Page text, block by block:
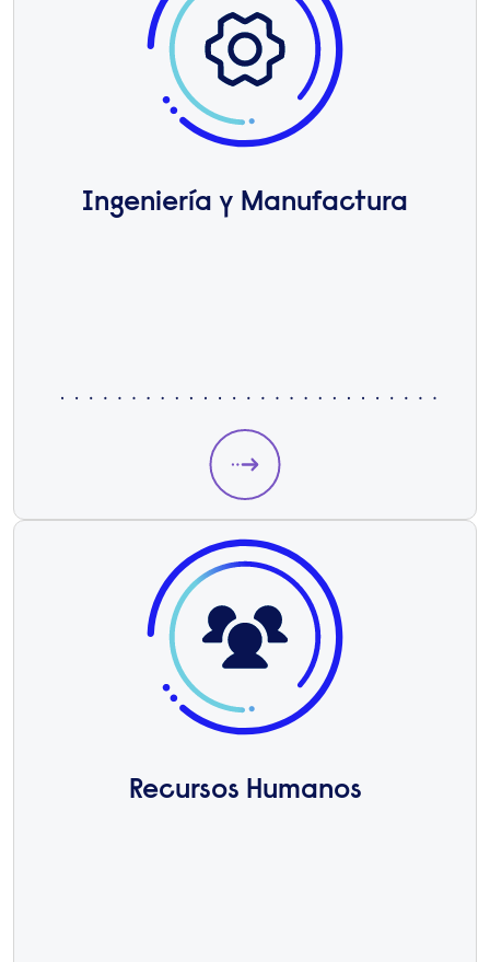
Ingeniería y Manufactura
Recursos Humanos